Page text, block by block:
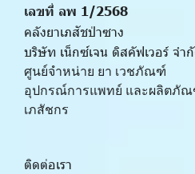
เลขที่ ลพ 1/2568
คลังยาเภสัชป่าซาง
บริษัท เน็กซ์เจน ดิสคัฟเวอร์ จำ
ศูนย์จำหน่าย ยา เวชภัณฑ์
อุปกรณ์การแพทย์ และผลิตภัณ
เภสัชกร
ติดต่อเรา